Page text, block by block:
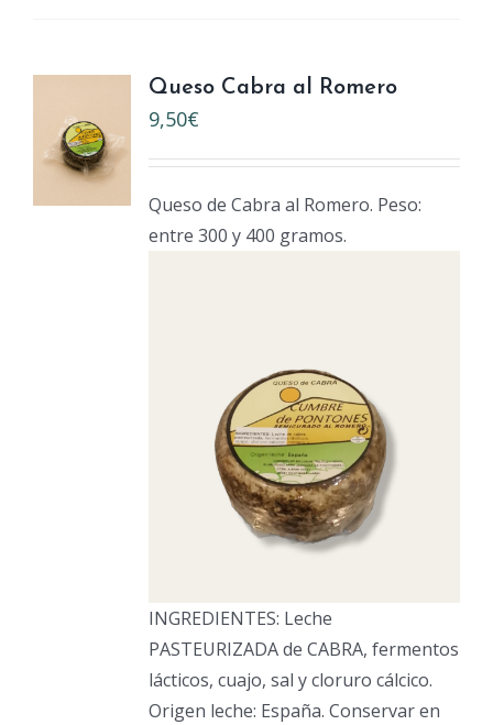
Queso Cabra al Romero
9,50€
Queso de Cabra al Romero. Peso:
entre 300 y 400 gramos.
INGREDIENTES: Leche
PASTEURIZADA de CABRA, fermentos
lácticos, cuajo, sal y cloruro cálcico.
Origen leche: España. Conservar en